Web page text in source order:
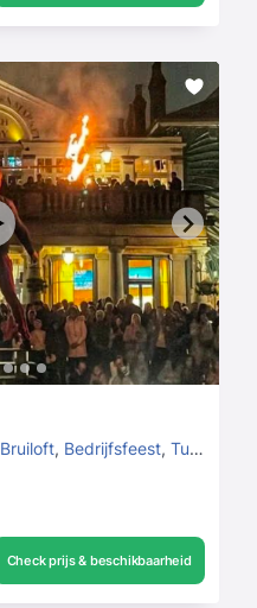
Bruiloft, Bedrijfsfeest, Tuinfeest
Check prijs & beschikbaarheid